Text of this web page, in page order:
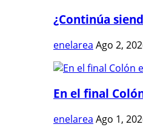
¿Continúa
enelarea Ago 2,
En el final
enelarea Ago 1,